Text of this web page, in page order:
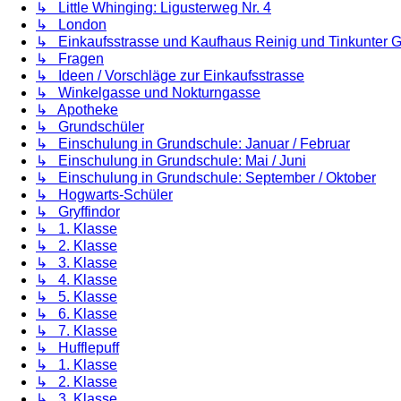
↳ Little Whinging: Ligusterweg Nr. 4
↳ London
↳ Einkaufsstrasse und Kaufhaus Reinig und Tinkunter
↳ Fragen
↳ Ideen / Vorschläge zur Einkaufsstrasse
↳ Winkelgasse und Nokturngasse
↳ Apotheke
↳ Grundschüler
↳ Einschulung in Grundschule: Januar / Februar
↳ Einschulung in Grundschule: Mai / Juni
↳ Einschulung in Grundschule: September / Oktober
↳ Hogwarts-Schüler
↳ Gryffindor
↳ 1. Klasse
↳ 2. Klasse
↳ 3. Klasse
↳ 4. Klasse
↳ 5. Klasse
↳ 6. Klasse
↳ 7. Klasse
↳ Hufflepuff
↳ 1. Klasse
↳ 2. Klasse